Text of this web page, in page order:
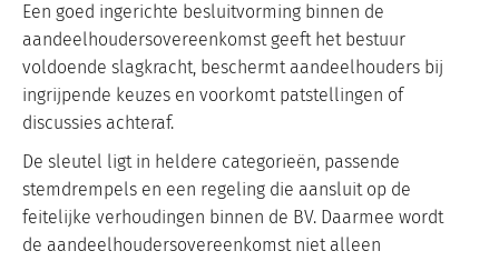
Een goed ingerichte besluitvorming binnen de
aandeelhoudersovereenkomst geeft het bestuur
voldoende slagkracht, beschermt aandeelhouders bij
ingrijpende keuzes en voorkomt patstellingen of
discussies achteraf.
De sleutel ligt in heldere categorieën, passende
stemdrempels en een regeling die aansluit op de
feitelijke verhoudingen binnen de BV. Daarmee wordt
de aandeelhoudersovereenkomst niet alleen